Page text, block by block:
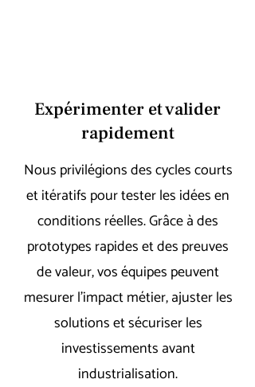
Expérimenter et valider
rapidement
Nous privilégions des cycles courts
et itératifs pour tester les idées en
conditions réelles. Grâce à des
prototypes rapides et des preuves
de valeur, vos équipes peuvent
mesurer l’impact métier, ajuster les
solutions et sécuriser les
investissements avant
industrialisation.